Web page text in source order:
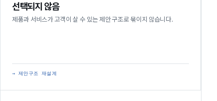
선택되지 않음
제품과 서비스가 고객이 살 수 있는 제안 구조로 묶이지 않습니다.
→ 제안구조 재설계